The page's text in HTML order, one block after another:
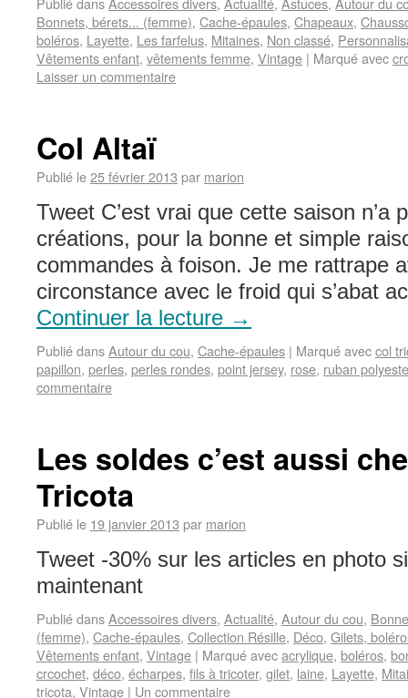
Bonnets, bérets... (femme), Cache-épaules, Chapeaux,
boléros, Layette, Les farfelus, Mitaines, Non classé,
Vêtements enfant, vêtements femme, Vintage | Marqué avec
Laisser un commentaire
Col Altaï
Publié le25 février 2013 par marion
Tweet C’est vrai que cette saison n’a
créations, pour la bonne et simple
commandes à foison. Je me rattrape
circonstance avec le froid qui s’abat
Continuer la lecture →
Publié dansAutour du cou, Cache-épaules | Marqué aveccol
papillon, perles, perles rondes, point jersey, rose, ruban
commentaire
Les soldes c’est aussi
Tricota
Publié le 19 janvier 2013 par marion
Tweet -30% sur les articles en photo
maintenant
Publié dansAccessoires divers, Actualité, Autour du cou,
(femme), Cache-épaules, Collection Résille, Déco, Gilets,
Vêtements enfant, Vintage | Marqué avecacrylique, boléros,
crcochet, déco, écharpes, fils à tricoter, gilet, laine, Layette,
tricota, Vintage | Un commentaire